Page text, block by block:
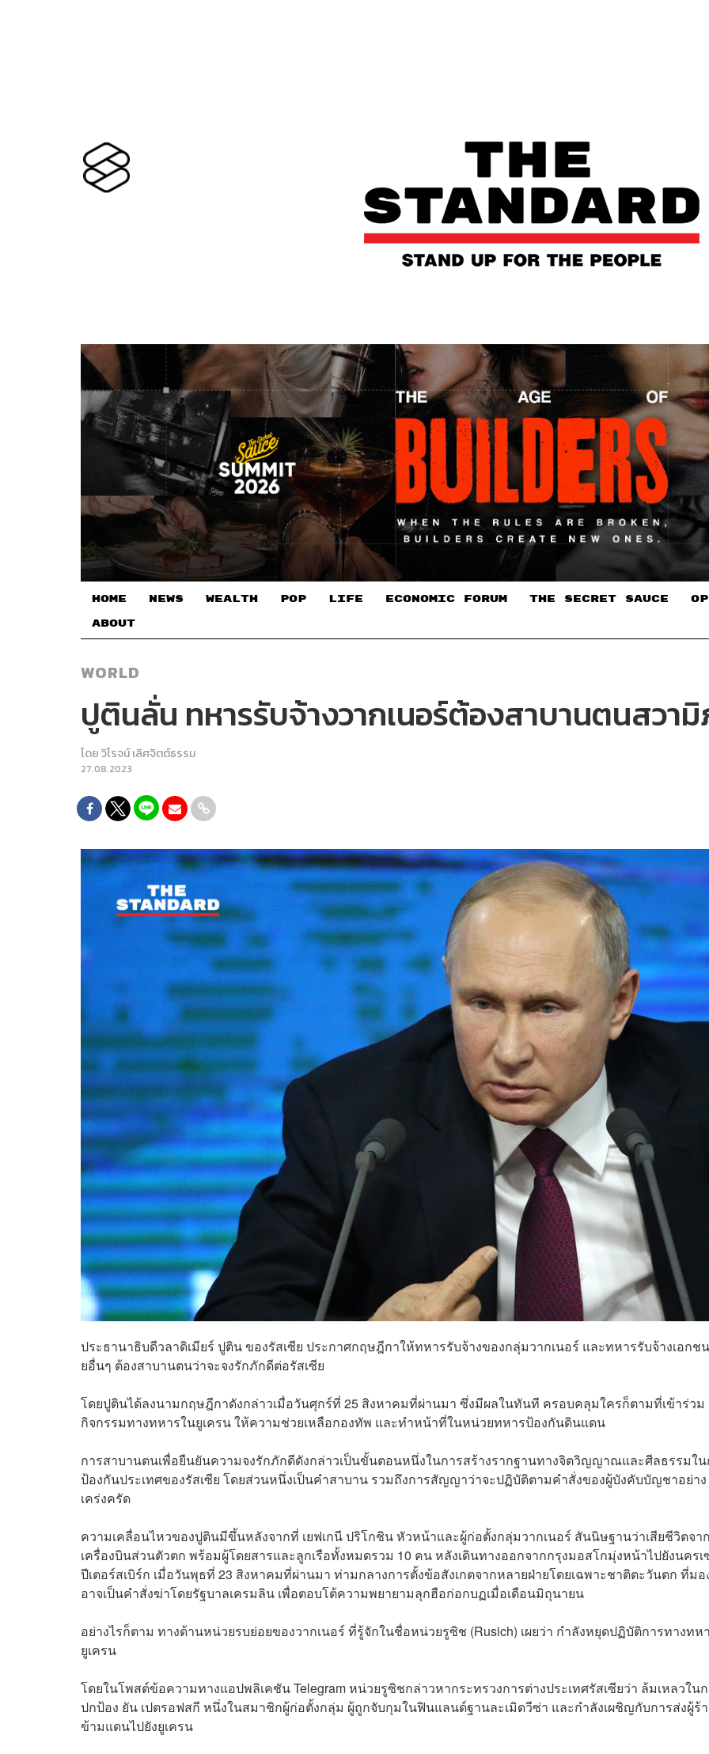
HOME NEWS WEALTH POP LIFE ECONOMIC FORUM THE SECRET SAUCE​
ABOUT
WORLD
ปูตินลั่น ทหารรับจ้างวากเนอร์ต้องสาบานตนสวา
โดยวิโรจน์ เลิศจิตต์ธรรม
27.08.2023
ประธานาธิบดีวลาดิเมียร์ ปูติน ของรัสเซีย ประกาศกฤษฎีกาให้ทหารรับจ้างของกลุ่มวากเนอร์ และทหารรับจ้างเอกช
ยอื่นๆ ต้องสาบานตนว่าจะจงรักภักดีต่อรัสเซีย
โดยปูตินได้ลงนามกฤษฎีกาดังกล่าวเมื่อวันศุกร์ที่ 25 สิงหาคมที่ผ่านมา ซึ่งมีผลในทันที ครอบคลุมใครก็ตามที่เข้าร่วม
กิจกรรมทางทหารในยูเครน ให้ความช่วยเหลือกองทัพ และทำหน้าที่ในหน่วยทหารป้องกันดินแดน
การสาบานตนเพื่อยืนยันความจงรักภักดีดังกล่าวเป็นขั้นตอนหนึ่งในการสร้างรากฐานทางจิตวิญญาณและศีลธรรมใ
ป้องกันประเทศของรัสเซีย โดยส่วนหนึ่งเป็นคำสาบาน รวมถึงการสัญญาว่าจะปฏิบัติตามคำสั่งของผู้บังคับบัญชาอย่าง
เคร่งครัด
ความเคลื่อนไหวของปูตินมีขึ้นหลังจากที่ เยฟเกนี ปริโกชิน หัวหน้าและผู้ก่อตั้งกลุ่มวากเนอร์ สันนิษฐานว่าเสียชีวิตจา
เครื่องบินส่วนตัวตก พร้อมผู้โดยสารและลูกเรือทั้งหมดรวม 10 คน หลังเดินทางออกจากกรุงมอสโกมุ่งหน้าไปยังนคร
ปีเตอร์สเบิร์ก เมื่อวันพุธที่ 23 สิงหาคมที่ผ่านมา ท่ามกลางการตั้งข้อสังเกตจากหลายฝ่ายโดยเฉพาะชาติตะวันตก ที่มอ
อาจเป็นคำสั่งฆ่าโดยรัฐบาลเครมลิน เพื่อตอบโต้ความพยายามลุกฮือก่อกบฏเมื่อเดือนมิถุนายน
อย่างไรก็ตาม ทางด้านหน่วยรบย่อยของวากเนอร์ ที่รู้จักในชื่อหน่วยรูซิช (Rusich) เผยว่า กำลังหยุดปฏิบัติการทางทห
ยูเครน
โดยในโพสต์ข้อความทางแอปพลิเคชัน Telegram หน่วยรูซิชกล่าวหากระทรวงการต่างประเทศรัสเซียว่า ล้มเหลวใน
ปกป้อง ยัน เปตรอฟสกี หนึ่งในสมาชิกผู้ก่อตั้งกลุ่ม ผู้ถูกจับกุมในฟินแลนด์ฐานละเมิดวีซ่า และกำลังเผชิญกับการส่งผู้ร้
ข้ามแดนไปยังยูเครน